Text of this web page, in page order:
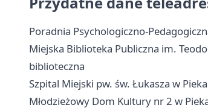
Poradnia Psychologiczno-
Miejska Biblioteka Publiczna im.
biblioteczna
Szpital Miejski pw. św. Łukasza w
Młodzieżowy Dom Kultury nr 2 w